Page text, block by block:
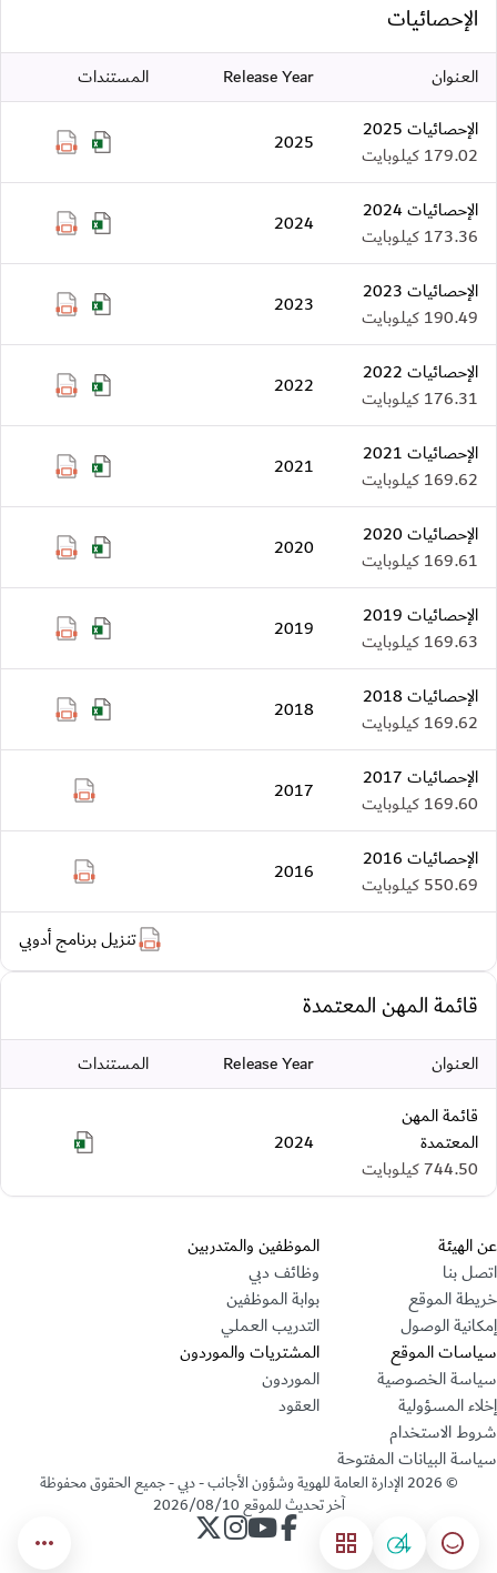
الإحصائيات
العنوان Release Year
المستندات
الإحصائيات 2025
179.02 كيلوبايت
2025
ar.xlsx
ar.pdf
الإحصائيات 2024
173.36 كيلوبايت
2024
ar.xlsx
ar.pdf
الإحصائيات 2023
190.49 كيلوبايت
2023
ar.xlsx
ar.pdf
الإحصائيات 2022
176.31 كيلوبايت
2022
ar.xlsx
ar.pdf
الإحصائيات 2021
169.62 كيلوبايت
2021
ar.xlsx
ar.pdf
الإحصائيات 2020
169.61 كيلوبايت
2020
ar.xlsx
ar.pdf
الإحصائيات 2019
169.63 كيلوبايت
2019
ar.xlsx
ar.pdf
الإحصائيات 2018
169.62 كيلوبايت
2018
ar.xlsx
ar.pdf
الإحصائيات 2017
169.60 كيلوبايت
2017
ar.pdf
الإحصائيات 2016
550.69 كيلوبايت
2016
ar.pdf
تنزيل برنامج أدوبي
قائمة المهن المعتمدة
العنوان Release Year
المستندات
قائمة المهن
المعتمدة
744.50 كيلوبايت
2024
ar.xls
قسم التذييل
عن الهيئة
اتصل بنا
خريطة الموقع
إمكانية الوصول
الموظفين والمتدربين
وظائف دبي
بوابة الموظفين
التدريب العملي
سياسات الموقع
سياسة الخصوصية
إخلاء المسؤولية
شروط الاستخدام
سياسة البيانات المفتوحة
المشتريات والموردون
الموردون
العقود
©
2026الإدارة العامة للهوية وشؤون الأجانب - دبي - جميع الحقوق محفوظة
آخر تحديث للموقع2026/08/10
حساب الإدارة على فيسبوك
حساب الإدارة على يوتيوب
حساب الإدارة على انستجرام
حساب الإدارة على تويتر
مؤشر السعادة
04 القائمة